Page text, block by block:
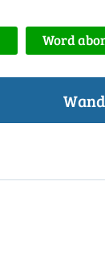
Word